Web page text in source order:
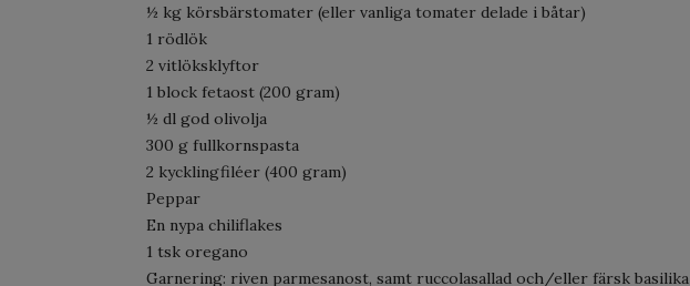
½ kg körsbärstomater (eller vanliga tomater delade i båtar)
1 rödlök
2 vitlöksklyftor
1 block fetaost (200 gram)
½ dl god olivolja
300 g fullkornspasta
2 kycklingfiléer (400 gram)
Peppar
En nypa chiliflakes
1 tsk oregano
Garnering: riven parmesanost, samt ruccolasallad och/eller färsk basilika